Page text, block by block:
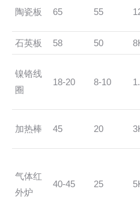
陶瓷板 65 55
石英板 58 50
镍铬线
圈
18-20 8-10
加热棒 45 20
气体红
外炉
40-45 25